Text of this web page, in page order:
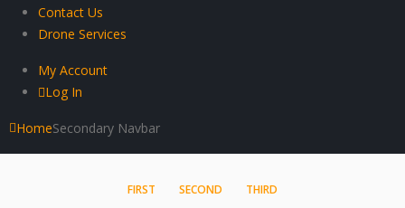
Contact Us
Drone Services
My Account
Log In
HomeSecondary Navbar
FIRST SECOND THIRD